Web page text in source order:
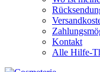
Kontakt
Alle Hilfe-